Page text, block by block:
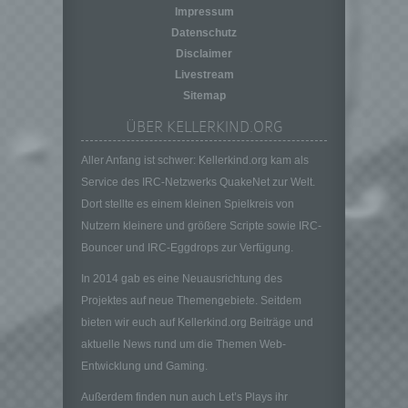
Impressum
Datenschutz
Disclaimer
Livestream
Sitemap
ÜBER KELLERKIND.ORG
Aller Anfang ist schwer: Kellerkind.org kam als
Service des IRC-Netzwerks QuakeNet zur Welt.
Dort stellte es einem kleinen Spielkreis von
Nutzern kleinere und größere Scripte sowie IRC-
Bouncer und IRC-Eggdrops zur Verfügung.
In 2014 gab es eine Neuausrichtung des
Projektes auf neue Themengebiete. Seitdem
bieten wir euch auf Kellerkind.org Beiträge und
aktuelle News rund um die Themen Web-
Entwicklung und Gaming.
Außerdem finden nun auch Let’s Plays ihr
auf welche die personenbezogenen Daten
ohne Hinzuziehung zusätzlicher
Informationen nicht mehr einer spezifischen
betroffenen Person zugeordnet werden
Informationen gesondert aufbewahrt werden
und technischen und organisatorischen
Maßnahmen unterliegen, die gewährleisten,
dass die personenbezogenen Daten nicht
einer identifizierten oder identifizierbaren
natürlichen Person zugewiesen werden.
g) Verantwortlicher oder für die Verarbeitung
Verantwortlicher ist die natürliche oder
juristische Person, Behörde, Einrichtung
oder andere Stelle, die allein oder
und Mittel der Verarbeitung von
personenbezogenen Daten entscheidet.
Sind die Zwecke und Mittel dieser